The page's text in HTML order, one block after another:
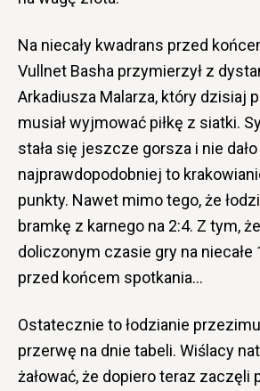
Na niecały kwadrans przed
Vullnet Basha przymierzył z
Arkadiusza Malarza, który dzisiaj
musiał wyjmować piłkę z siatki.
stała się jeszcze gorsza i nie
najprawdopodobniej to
punkty. Nawet mimo tego, że
bramkę z karnego na 2:4. Z tym,
doliczonym czasie gry na niecałe
przed końcem spotkania…
Ostatecznie to łodzianie
przerwę na dnie tabeli. Wiślacy
żałować, że dopiero teraz zaczęli